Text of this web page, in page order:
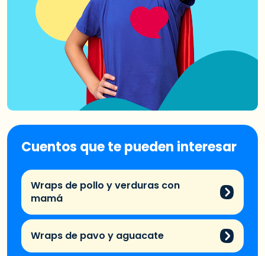
Cuentos que te pueden interesar
Wraps de pollo y verduras con
mamá
Wraps de pavo y aguacate